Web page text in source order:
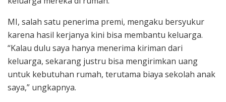
MI, salah satu penerima premi, mengaku bersyukur
karena hasil kerjanya kini bisa membantu keluarga.
“Kalau dulu saya hanya menerima kiriman dari
keluarga, sekarang justru bisa mengirimkan uang
untuk kebutuhan rumah, terutama biaya sekolah anak
saya,” ungkapnya.